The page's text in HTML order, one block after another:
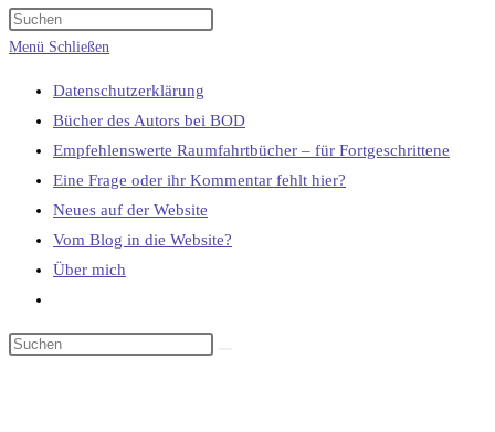
umschalten
Menü Schließen
Datenschutzerklärung
Bücher des Autors bei BOD
Empfehlenswerte Raumfahrtbücher – für Fortgeschrittene
Eine Frage oder ihr Kommentar fehlt hier?
Neues auf der Website
Vom Blog in die Website?
Über mich
umschalten